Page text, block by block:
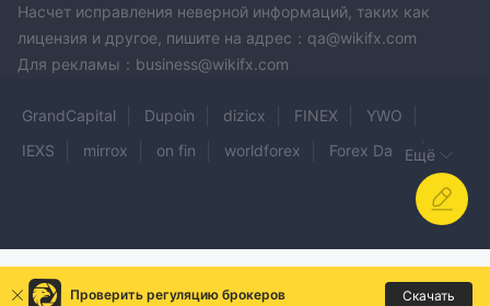
Насчет исправления неверной информаций, таких как
лицензия и другое, пишите на адрес：qa@wikifx.com
Для рекламы：business@wikifx.com
GrandCapital Dupoin dizicx FINEX
YWO
IEXS
mirrox on fin worldforex
Forex Dana
GoldSilver Central
EF MARKETS
cwg
Fisher Precious Metals
Ещё
Проверить регуляцию брокеров Скачать